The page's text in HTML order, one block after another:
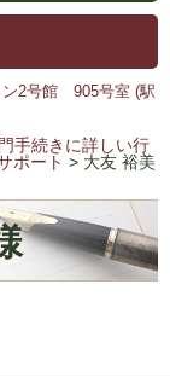
ン2号館 905号室 (駅
手続きに詳しい行
ポート > 大友 裕美